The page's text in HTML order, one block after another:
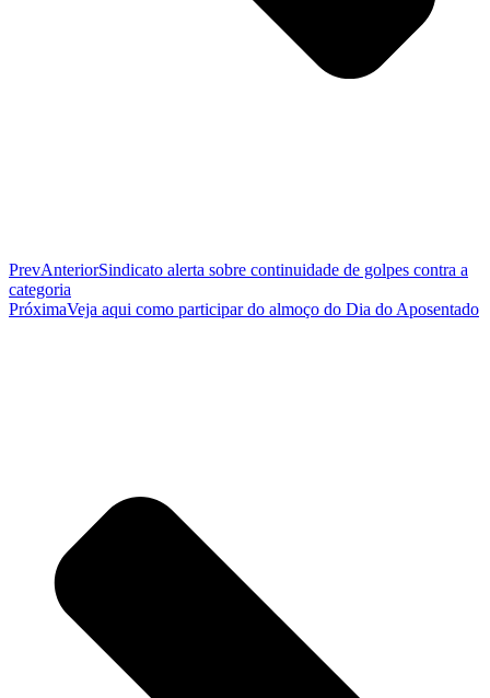
PrevAnteriorSindicato alerta sobre continuidade de golpes contra a
categoria
PróximaVeja aqui como participar do almoço do Dia do Aposentado